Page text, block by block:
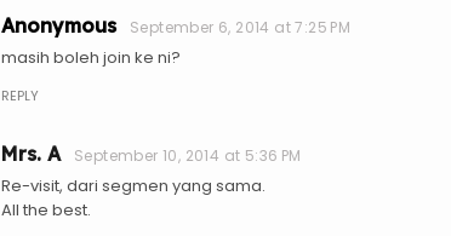
Anonymous September 6, 2014 at 7:25 PM
masih boleh join ke ni?
REPLY
Mrs. A September 10, 2014 at 5:36 PM
Re-visit, dari segmen yang sama.
All the best.